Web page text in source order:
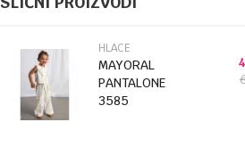
HLACE
MAYORAL
PANTALONE
3585